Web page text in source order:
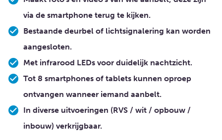
via de smartphone terug te kijken.
Bestaande deurbel of lichtsignalering kan worden
aangesloten.
Met infrarood LEDs voor duidelijk nachtzicht.
Tot 8 smartphones of tablets kunnen oproep
ontvangen wanneer iemand aanbelt.
In diverse uitvoeringen (RVS / wit / opbouw /
inbouw) verkrijgbaar.